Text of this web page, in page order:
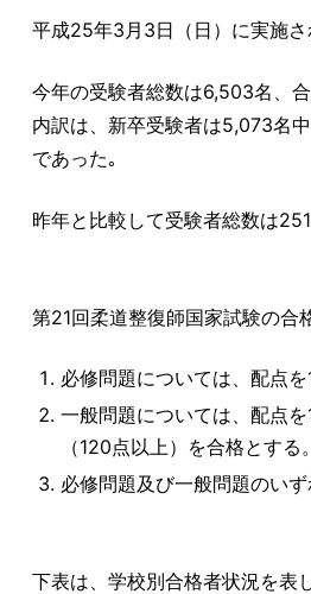
平成25年3月3日（日）に実施さ
今年の受験者総数は6,503名、
内訳は、新卒受験者は5,073名
であった｡
昨年と比較して受験者総数は
第21回柔道整復師国家試験の合
必修問題については、配点
一般問題については、配点
（120点以上）を合格とす
必修問題及び一般問題のい
下表は、学校別合格者状況を表